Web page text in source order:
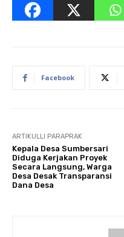
Facebook
ARTIKULLI PARAPRAK
Kepala Desa Sumbersari
Diduga Kerjakan Proyek
Secara Langsung, Warga
Desa Desak Transparansi
Dana Desa